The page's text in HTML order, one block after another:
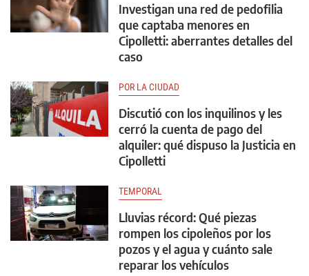
Investigan una red de pedofilia
que captaba menores en
Cipolletti: aberrantes detalles del
caso
POR LA CIUDAD
Discutió con los inquilinos y les
cerró la cuenta de pago del
alquiler: qué dispuso la Justicia en
Cipolletti
TEMPORAL
Lluvias récord: Qué piezas
rompen los cipoleños por los
pozos y el agua y cuánto sale
reparar los vehículos